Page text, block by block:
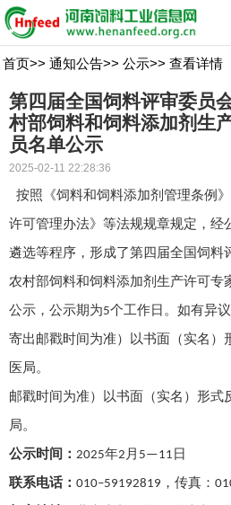
首页>> 通知公告>> 公示>> 查看详情
第四届全国饲料评审委员
村部饲料和饲料添加剂生
员名单公示
2025-02-11 22:28:36
按照《饲料和饲料添加剂管理条例
许可管理办法》等法规规章规定，经
遴选等程序，形成了第四届全国饲料
农村部饲料和饲料添加剂生产许可专
公示，公示期为5个工作日。如有异
寄出邮戳时间为准）以书面（实名）
医局。
邮戳时间为准）以书面（实名）形式
局。
公示时间： 2025年2 月 5—11 日
联系电话：010–59192819 ，传真：